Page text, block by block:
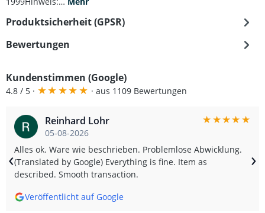
Produktsicherheit (GPSR)
Bewertungen
Kundenstimmen (Google)
4.8 / 5 · ★★★★★ · aus 1109 Bewertungen
Reinhard Lohr
05-08-2026
★★★★★
Alles ok. Ware wie beschrieben. Problemlose Abwicklung.
(Translated by Google) Everything is fine. Item as
described. Smooth transaction.
Veröffentlicht auf Google
‹ ›